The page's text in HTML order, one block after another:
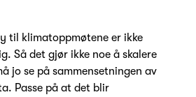
til klima­toppmøtene er ikke
Så det gjør ikke noe å skalere
jo se på sammensetningen av
Passe på at det blir